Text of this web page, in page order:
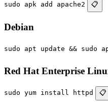
sudo apk add apache2 📋
Debian
sudo apt update && sudo
Red Hat Enterprise
sudo yum install httpd 📋